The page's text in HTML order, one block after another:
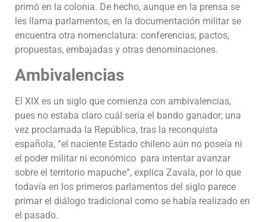
primó en la colonia. De hecho, aunque en la prensa se
les llama parlamentos, en la documentación militar se
encuentra otra nomenclatura: conferencias, pactos,
propuestas, embajadas y otras denominaciones.
Ambivalencias
El XIX es un siglo que comienza con ambivalencias,
pues no estaba claro cuál sería el bando ganador; una
vez proclamada la República, tras la reconquista
española, “el naciente Estado chileno aún no poseía ni
el poder militar ni económico para intentar avanzar
sobre el territorio mapuche”, explica Zavala, por lo que
todavía en los primeros parlamentos del siglo parece
primar el diálogo tradicional como se había realizado en
el pasado.